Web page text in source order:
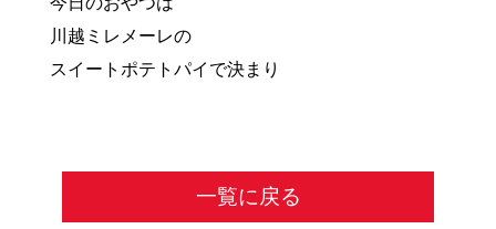
川越ミレメーレの
スイートポテトパイで決まり
一覧に戻る